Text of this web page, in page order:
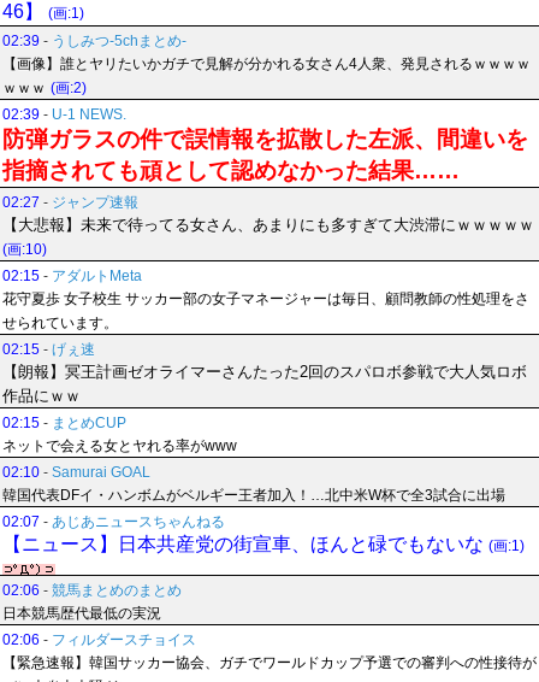
46】
(画:1)
02:39 - うしみつ-5chまとめ-
【画像】誰とヤリたいかガチで見解が分かれる女さん4人衆、発見されるｗｗｗｗ
ｗｗｗ (画:2)
02:39 - U-1 NEWS.
防弾ガラスの件で誤情報を拡散した左派、間違いを
指摘されても頑として認めなかった結果……
02:27 - ジャンプ速報
【大悲報】未来で待ってる女さん、あまりにも多すぎて大渋滞にｗｗｗｗｗ
(画:10)
02:15 - アダルトMeta
花守夏歩 女子校生 サッカー部の女子マネージャーは毎日、顧問教師の性処理をさ
せられています。
02:15 - げぇ速
【朗報】冥王計画ゼオライマーさんたった2回のスパロボ参戦で大人気ロボ
作品にｗｗ
02:15 - まとめCUP
ネットで会える女とヤれる率がwww
02:10 - Samurai GOAL
韓国代表DFイ・ハンボムがベルギー王者加入！…北中米W杯で全3試合に出場
02:07 - あじあニュースちゃんねる
【ニュース】日本共産党の街宣車、ほんと碌でもないな (画:1)
02:06 - 競馬まとめのまとめ
日本競馬歴代最低の実況
02:06 - フィルダースチョイス
【緊急速報】韓国サッカー協会、ガチでワールドカップ予選での審判への性接待が